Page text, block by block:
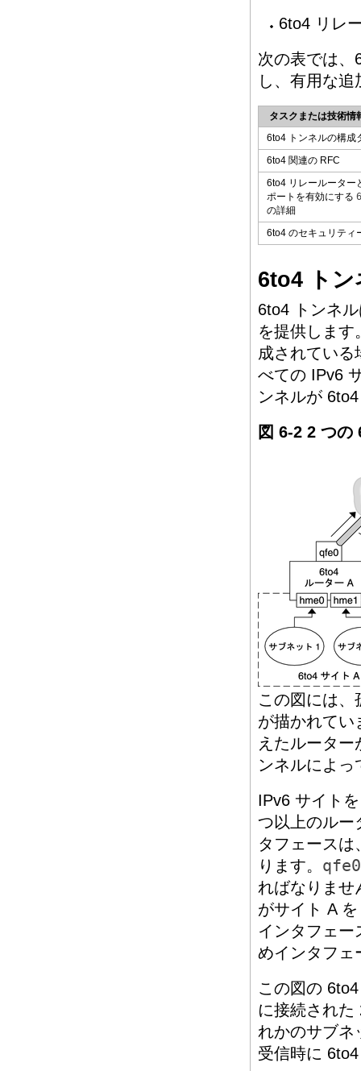
6to4 リレ
次の表では、
し、有用な
タスクまたは技術情
6to4 トンネルの構成
6to4 関連の RFC
6to4 リレールーター
ポートを有効にする
の詳細
6to4 のセキュリティ
6to4 トン
6to4 トンネ
を提供しま
成されてい
べての IPv6
ンネルが
図 6-2 2 つの
この図には
が描かれてい
えたルータ
ンネルによ
IPv6 サイト
つ以上のルー
タフェース
ります。 qfe0
ればなりませ
がサイト A
インタフェ
めインタフ
この図の
に接続され
れかのサブネ
受信時に